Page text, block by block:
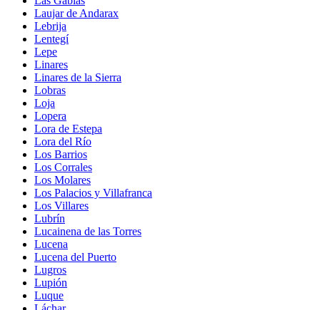
Laujar de Andarax
Lebrija
Lentegí
Lepe
Linares
Linares de la Sierra
Lobras
Loja
Lopera
Lora de Estepa
Lora del Río
Los Barrios
Los Corrales
Los Molares
Los Palacios y Villafranca
Los Villares
Lubrín
Lucainena de las Torres
Lucena
Lucena del Puerto
Lugros
Lupión
Luque